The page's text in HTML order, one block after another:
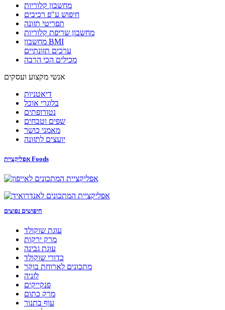
מחשבון קלוריות
חיפוש ע"פ רכיבים
תפריטי תזונה
מחשבון שריפת קלוריות
מחשבון BMI
ערכים תזונתיים
מכילים הכי הרבה
אנשי מקצוע ועסקים
דיאטניות
בלוגרי אוכל
נטורופתים
שפים וטבחים
מאמני כושר
יועצים לתזונה
אפליקציית Foods
חיפושים נפוצים
עוגת שוקולד
מרק ירקות
עוגת גבינה
כדורי שוקולד
מתכונים לארוחת בוקר
לזניה
פנקייקים
מרק כתום
עוף בתנור